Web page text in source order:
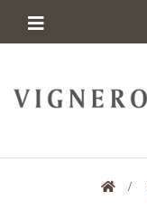
Toggle
>